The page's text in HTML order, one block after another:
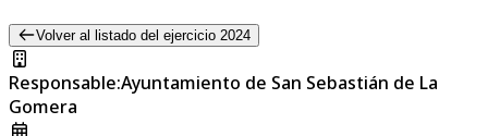
Volver al listado del ejercicio 2024
Responsable:Ayuntamiento de San Sebastián de La
Gomera